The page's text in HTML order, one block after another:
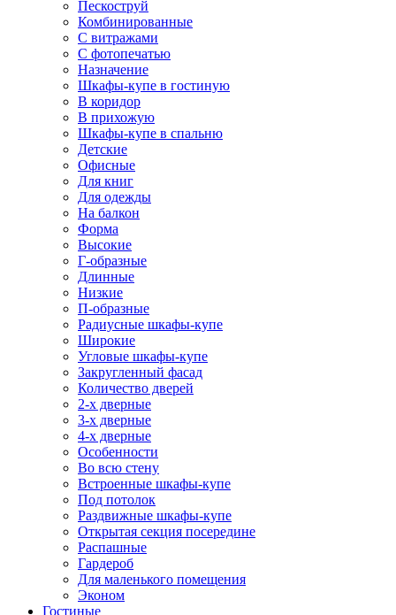
Пескоструй
Комбинированные
С витражами
С фотопечатью
Назначение
Шкафы-купе в гостиную
В коридор
В прихожую
Шкафы-купе в спальню
Детские
Офисные
Для книг
Для одежды
На балкон
Форма
Высокие
Г-образные
Длинные
Низкие
П-образные
Радиусные шкафы-купе
Широкие
Угловые шкафы-купе
Закругленный фасад
Количество дверей
2-х дверные
3-х дверные
4-х дверные
Особенности
Во всю стену
Встроенные шкафы-купе
Под потолок
Раздвижные шкафы-купе
Открытая секция посередине
Распашные
Гардероб
Для маленького помещения
Эконом
Гостиные